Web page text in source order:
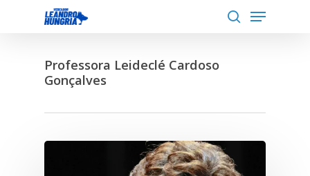
Menu
Professora Leideclé Cardoso
Gonçalves